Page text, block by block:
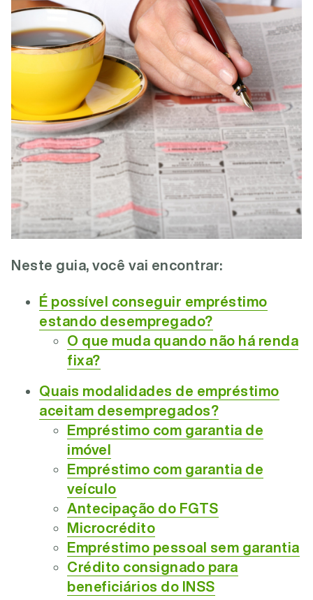
Neste guia, você vai encontrar:
É possível conseguir empréstimo
estando desempregado?
O que muda quando não há renda
fixa?
Quais modalidades de empréstimo
aceitam desempregados?
Empréstimo com garantia de
imóvel
Empréstimo com garantia de
veículo
Antecipação do FGTS
Microcrédito
Empréstimo pessoal sem garantia
Crédito consignado para
beneficiários do INSS